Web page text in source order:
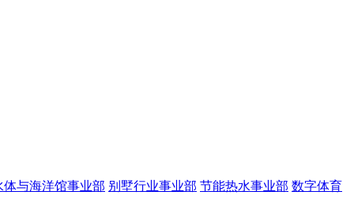
体与海洋馆事业部 别墅行业事业部 节能热水事业部 数字体育